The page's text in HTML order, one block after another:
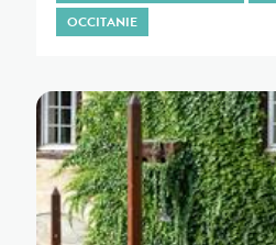
OCCITANIE